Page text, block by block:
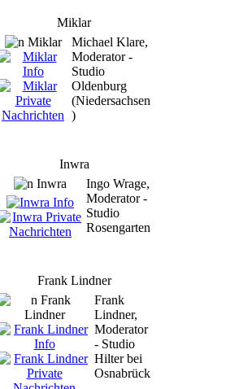
Miklar
Michael Klare,
Moderator -
Studio
Oldenburg
(Niedersachsen
)
Inwra
Ingo Wrage,
Moderator -
Studio
Rosengarten
Frank Lindner
Frank
Lindner,
Moderator
- Studio
Hilter bei
Osnabrück